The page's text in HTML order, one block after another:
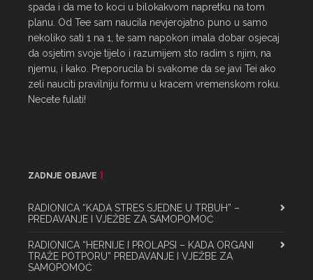
spada i da me to koci u bilokakvom napretku na tom
planu. Od Tee sam naucila nevjerojatno puno u samo
nekoliko sati 1 na 1, te sam napokon imala dobar osjecaj
da osjetim svoje tijelo i razumijem sto radim s njim, na
njemu, i kako. Preporucila bi svakome da se javi Tei ako
zeli nauciti pravilniju formu u kracem vremenskom roku.
Necete fulati!
ZADNJE OBJAVE
RADIONICA “KADA STRES SJEDNE U TRBUH” –
PREDAVANJE I VJEŽBE ZA SAMOPOMOĆ
RADIONICA “HERNIJE I PROLAPSI – KADA ORGANI
TRAŽE POTPORU” PREDAVANJE I VJEŽBE ZA
SAMOPOMOĆ